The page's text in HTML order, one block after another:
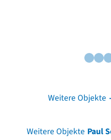
Weitere Objekte
Weitere Objekte Paul